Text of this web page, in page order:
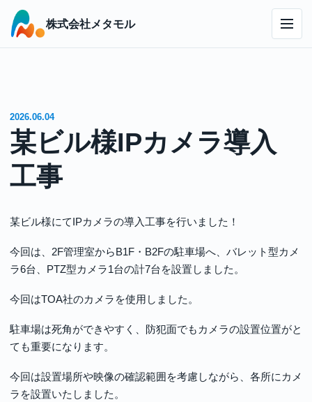
株式会社メタモル
2026.06.04
某ビル様IPカメラ導入
工事
某ビル様にてIPカメラの導入工事を行いました！
今回は、2F管理室からB1F・B2Fの駐車場へ、バレット型カメ
ラ6台、PTZ型カメラ1台の計7台を設置しました。
今回はTOA社のカメラを使用しました。
駐車場は死角ができやすく、防犯面でもカメラの設置位置がと
ても重要になります。
今回は設置場所や映像の確認範囲を考慮しながら、各所にカメ
ラを設置いたしました。